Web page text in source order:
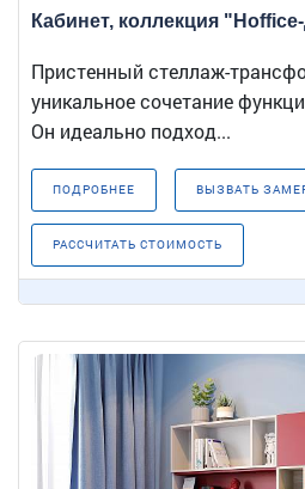
Кабинет, коллекция
Пристенный стеллаж-
уникальное сочетание
Он идеально подход...
ПОДРОБНЕЕ ВЫЗВАТЬ
РАССЧИТАТЬ СТОИМОСТЬ